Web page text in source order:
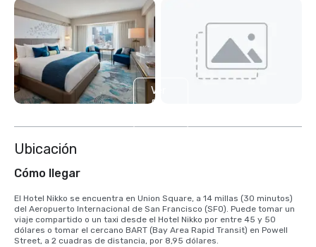
Ver
5
Ubicación
Cómo llegar
El Hotel Nikko se encuentra en Union Square, a 14 millas (30 minutos)
del Aeropuerto Internacional de San Francisco (SFO). Puede tomar un
viaje compartido o un taxi desde el Hotel Nikko por entre 45 y 50
dólares o tomar el cercano BART (Bay Area Rapid Transit) en Powell
Street, a 2 cuadras de distancia, por 8,95 dólares.